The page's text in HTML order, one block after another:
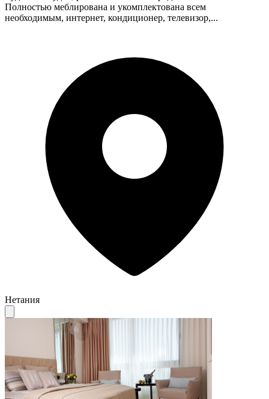
Полностью меблирована и укомплектована всем
необходимым, интернет, кондиционер, телевизор,...
Нетания